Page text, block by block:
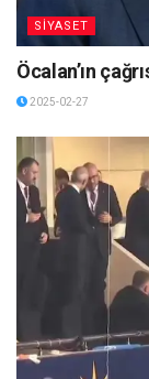
SİYASET
Öcalan’ın
2025-02-27